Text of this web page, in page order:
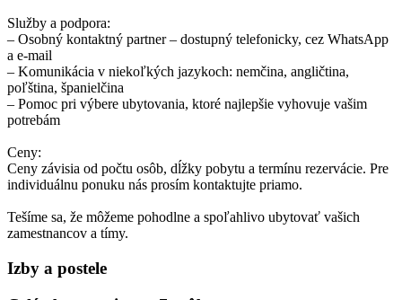
Služby a podpora:
– Osobný kontaktný partner – dostupný telefonicky, cez WhatsApp
a e-mail
– Komunikácia v niekoľkých jazykoch: nemčina, angličtina,
poľština, španielčina
– Pomoc pri výbere ubytovania, ktoré najlepšie vyhovuje vašim
potrebám
Ceny:
Ceny závisia od počtu osôb, dĺžky pobytu a termínu rezervácie. Pre
individuálnu ponuku nás prosím kontaktujte priamo.
Tešíme sa, že môžeme pohodlne a spoľahlivo ubytovať vašich
zamestnancov a tímy.
Izby a postele